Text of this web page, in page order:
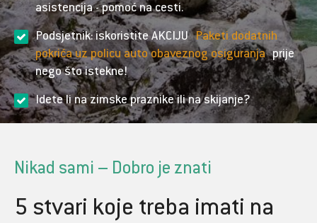
asistencija - pomoć na cesti.
Podsjetnik: iskoristite AKCIJUPaketi dodatnih
pokrića uz policu auto obaveznog osiguranjaprije
nego što istekne!
Idete li na zimske praznike ili na skijanje?
Nikad sami – Dobro je znati
5 stvari koje treba imati na